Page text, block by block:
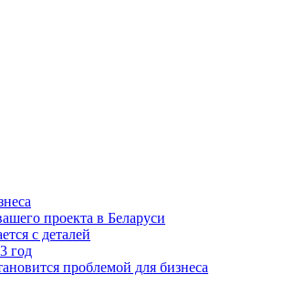
проекта в Беларуси
с деталей
год
проблемой для бизнеса